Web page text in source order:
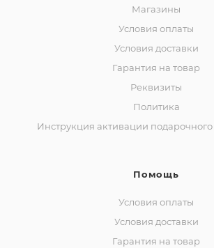
Магазины
Условия оплаты
Условия доставки
Гарантия на товар
Реквизиты
Политика
Инструкция активации
Помощь
Условия оплаты
Условия доставки
Гарантия на товар